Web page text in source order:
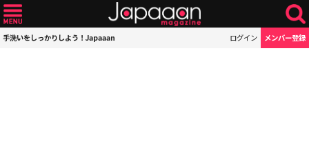
手洗いをしっかりしよう！Japaaan ログイン メンバー登録